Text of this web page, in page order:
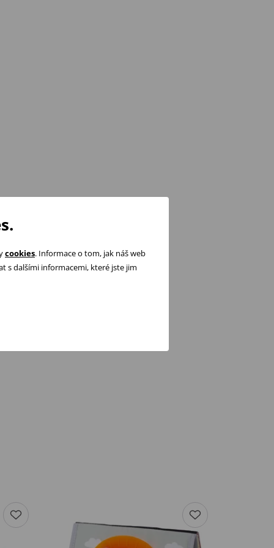
cookies. Informace o tom, jak náš web
s dalšími informacemi, které jste jim